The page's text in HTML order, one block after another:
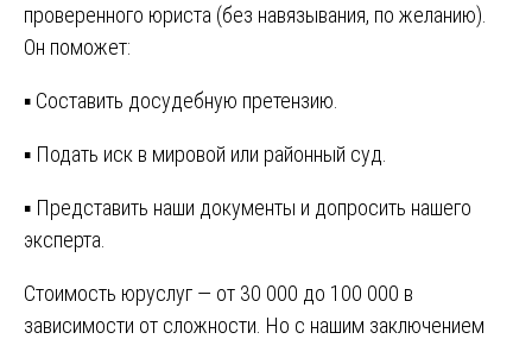
проверенного юриста (без навязывания, по желанию).
Он поможет:
▪ Составить досудебную претензию.
▪ Подать иск в мировой или районный суд.
▪ Представить наши документы и допросить нашего
эксперта.
Стоимость юруслуг — от 30 000 до 100 000 в
зависимости от сложности. Но с нашим заключением